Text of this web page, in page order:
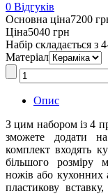
0 Відгуків
Основна ціна7200
Ціна5040 грн
Набір складається з
Матеріал
Опис
З цим набором із 4
зможете додати
комплект входять
більшого розміру
ножів або кухонних
пластикову